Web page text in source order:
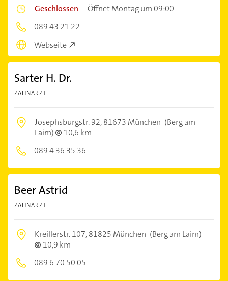
Geschlossen –Öffnet Montag um 09:00
089 43 21 22
Webseite
Sarter H. Dr.
ZAHNÄRZTE
Josephsburgstr. 92,81673 München (Berg am
Laim)
10,6 km
089 4 36 35 36
Beer Astrid
ZAHNÄRZTE
Kreillerstr. 107,81825 München (Berg am Laim)
10,9 km
089 6 70 50 05